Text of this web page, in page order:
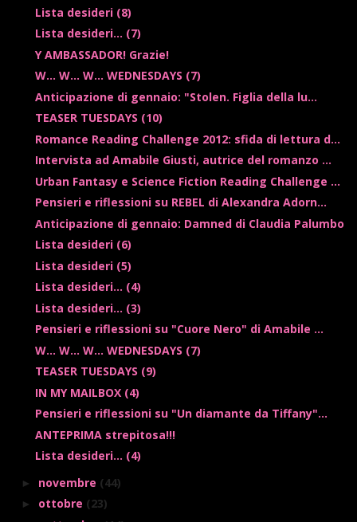
Lista desideri (8)
Lista desideri... (7)
Y AMBASSADOR! Grazie!
W... W... W... WEDNESDAYS (7)
Anticipazione di gennaio: "Stolen. Figlia della lu...
TEASER TUESDAYS (10)
Romance Reading Challenge 2012: sfida di lettura d...
Intervista ad Amabile Giusti, autrice del romanzo ...
Urban Fantasy e Science Fiction Reading Challenge ...
Pensieri e riflessioni su REBEL di Alexandra Adorn...
Anticipazione di gennaio: Damned di Claudia Palumbo
Lista desideri (6)
Lista desideri (5)
Lista desideri... (4)
Lista desideri... (3)
Pensieri e riflessioni su "Cuore Nero" di Amabile ...
W... W... W... WEDNESDAYS (7)
TEASER TUESDAYS (9)
IN MY MAILBOX (4)
Pensieri e riflessioni su "Un diamante da Tiffany"...
ANTEPRIMA strepitosa!!!
Lista desideri... (4)
► novembre (44)
► ottobre (23)